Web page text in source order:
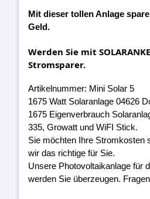
Mit dieser tollen Anlage
Geld.
Werden Sie mit
Stromsparer.
Artikelnummer: Mini Solar 5
1675 Watt Solaranlage 04626
1675 Eigenverbrauch
335, Growatt und WiFI Stick.
Sie möchten Ihre Stromkosten
wir das richtige für Sie.
Unsere Photovoltaikanlage für
werden Sie überzeugen.